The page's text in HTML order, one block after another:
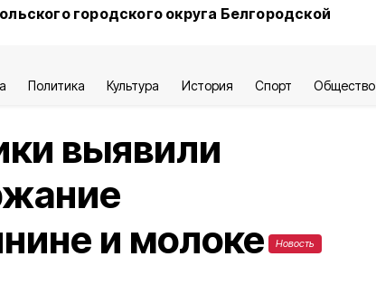
городского округа Белгородской
Политика Культура История Спорт Общество
выявили
и молоке
Новость